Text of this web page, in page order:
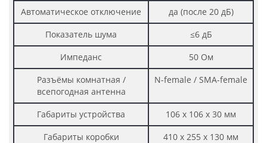
Автоматическое отключение
да (после 20 дБ)
Показатель шума
≤6 дБ
Импеданс
50 Ом
Разъёмы комнатная /
всепогодная антенна
N-female / SMA-female
Габариты устройства
106 х 106 х 30 мм
Габариты коробки
410 х 255 х 130 мм